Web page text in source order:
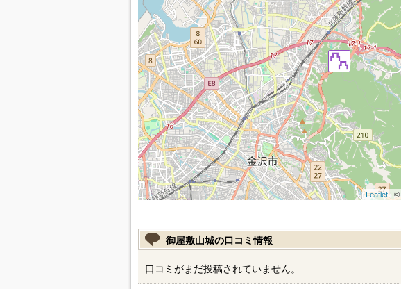
Leaflet| ©
御屋敷山城の口コミ情報
口コミがまだ投稿されていません。